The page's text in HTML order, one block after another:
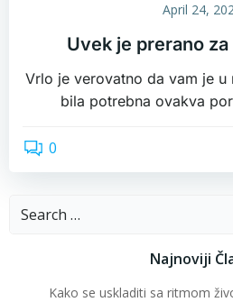
April 24,
Uvek je prerano
Vrlo je verovatno da vam je
bila potrebna ovakva
0
Search
Najnoviji
Kako se uskladiti sa ritmom